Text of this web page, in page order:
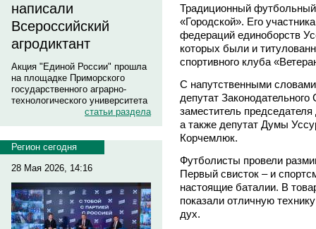
написали
Всероссийский
агродиктант
Акция "Единой России" прошла
на площадке Приморского
государственного аграрно-
технологического университета
статьи раздела
Регион сегодня
28 Мая 2026, 14:16
Традиционный
«Городской». Его
федераций единоборств
которых были и
спортивного клуба
С напутственными
депутат
заместитель
а также депутат Думы
Корчемлюк.
Футболисты провели
Первый свисток – и
настоящие баталии. В
показали отличную
дух.